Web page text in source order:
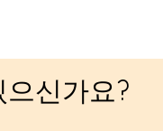
신가요?